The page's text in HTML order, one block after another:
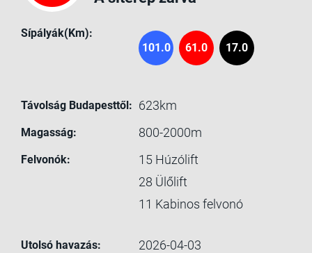
Sípályák(Km):
101.0
61.0 17.0
Távolság Budapesttől: 623km
Magasság: 800-2000m
Felvonók: 15 Húzólift
28 Ülőlift
11 Kabinos felvonó
Utolsó havazás: 2026-04-03